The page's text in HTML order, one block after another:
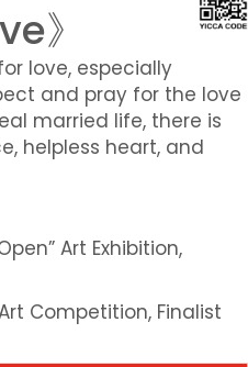
》
love, especially
and pray for the love
married life, there is
helpless heart, and
Art Exhibition,
Competition, Finalist